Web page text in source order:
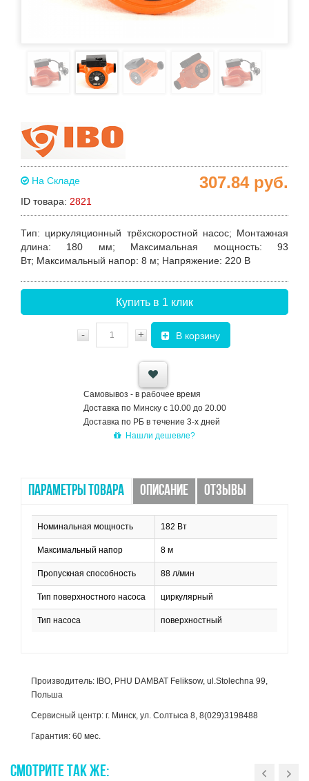
На Складе
ID товара: 2821
307.84 руб.
Тип: циркуляционный трёхскоростной насос; Монтажная
длина: 180 мм; Максимальная мощность: 93
Вт; Максимальный напор: 8 м; Напряжение: 220 В
Купить в 1 клик
- + В корзину
Самовывоз - в рабочее время
Доставка по Минску с 10.00 до 20.00
Доставка по РБ в течение 3-х дней
Нашли дешевле?
ПАРАМЕТРЫ ТОВАРА ОПИСАНИЕ ОТЗЫВЫ
Номинальная мощность 182 Вт
Максимальный напор 8 м
Пропускная способность 88 л/мин
Тип поверхностного насоса циркулярный
Тип насоса поверхностный
Производитель: IBO, PHU DAMBAT Feliksow, ul.Stolechna 99,
Польша
Сервисный центр: г. Минск, ул. Солтыса 8, 8(029)3198488
Гарантия: 60 мес.
СМОТРИТЕ ТАКЖЕ: